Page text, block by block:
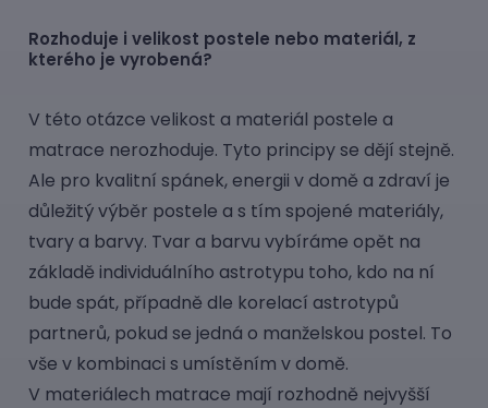
Rozhoduje i velikost postele nebo materiál, z
kterého je vyrobená?
V této otázce velikost a materiál postele a
matrace nerozhoduje. Tyto principy se dějí stejně.
Ale pro kvalitní spánek, energii v domě a zdraví je
důležitý výběr postele a s tím spojené materiály,
tvary a barvy. Tvar a barvu vybíráme opět na
základě individuálního astrotypu toho, kdo na ní
bude spát, případně dle korelací astrotypů
partnerů, pokud se jedná o manželskou postel. To
vše v kombinaci s umístěním v domě.
V materiálech matrace mají rozhodně nejvyšší